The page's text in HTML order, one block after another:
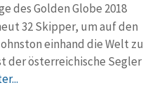
des Golden Globe 2018
32 Skipper, um auf den
einhand die Welt zu
der öster­reichi­sche Segler